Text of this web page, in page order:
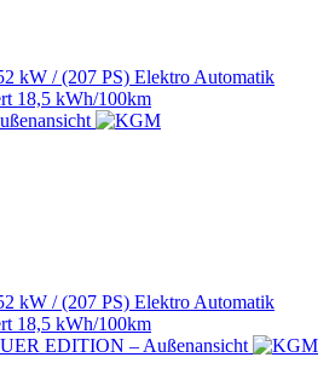
kW / (207 PS) Elektro Automatik
18,5 kWh/100km
kW / (207 PS) ElektroAutomatik
18,5 kWh/100km